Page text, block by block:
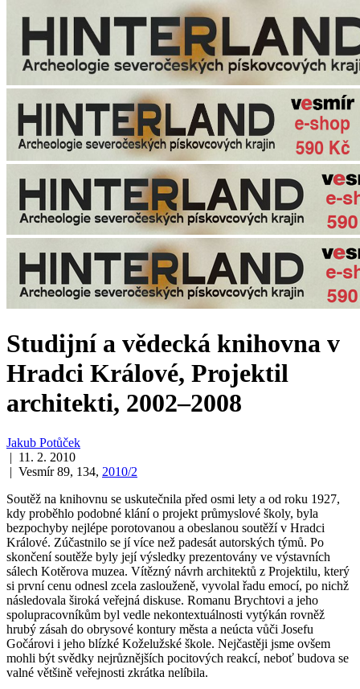
Studijní a vědecká knihovna v
Hradci Králové, Projektil
architekti, 2002–2008
Jakub Potůček
| 11. 2. 2010
| Vesmír 89, 134, 2010/2
Soutěž na knihovnu se uskutečnila před osmi lety a od roku 1927,
kdy proběhlo podobné klání o projekt průmyslové školy, byla
bezpochyby nejlépe porotovanou a obeslanou soutěží v Hradci
Králové. Zúčastnilo se jí více než padesát autorských týmů. Po
skončení soutěže byly její výsledky prezentovány ve výstavních
sálech Kotěrova muzea. Vítězný návrh architektů z Projektilu, který
si první cenu odnesl zcela zaslouženě, vyvolal řadu emocí, po nichž
následovala široká veřejná diskuse. Romanu Brychtovi a jeho
spolupracovníkům byl vedle nekontextuálnosti vytýkán rovněž
hrubý zásah do obrysové kontury města a neúcta vůči Josefu
Gočárovi i jeho blízké Koželužské škole. Nejčastěji jsme ovšem
mohli být svědky nejrůznějších pocitových reakcí, neboť budova se
valné většině veřejnosti zkrátka nelíbila.